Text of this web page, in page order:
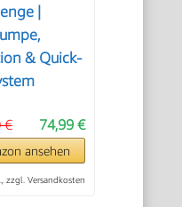
|
& Quick-
74,99 €
€
ansehen
zzgl. Versandkosten